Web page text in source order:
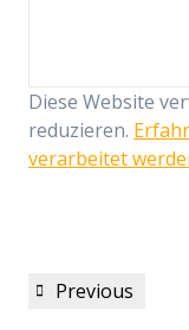
Diese Website
reduzieren.
verarbeitet
Previous
Previous